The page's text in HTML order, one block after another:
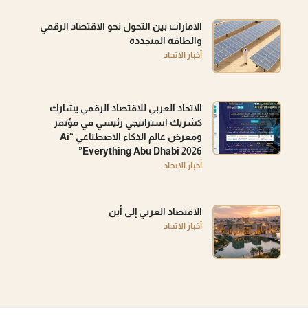
الامارات بين التحول نحو الاقتصاد الرقمي
والطاقة المتجددة
أخبار الاتحاد
الاتحاد العربي للاقتصاد الرقمي يشارك
كشريك استراتيجي رئيسي في مؤتمر
ومعرض عالم الذكاء الاصطناعي “Ai
Everything Abu Dhabi 2026”
أخبار الاتحاد
الاقتصاد العربي إلى أين
أخبار الاتحاد